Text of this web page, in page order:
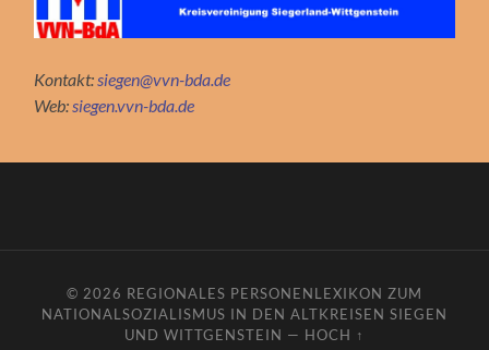
Kontakt: siegen@vvn-bda.de
Web: siegen.vvn-bda.de
© 2026 REGIONALES PERSONENLEXIKON ZUM
NATIONALSOZIALISMUS IN DEN ALTKREISEN SIEGEN
UND WITTGENSTEIN — HOCH ↑